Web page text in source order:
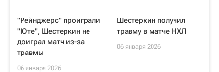
"Рейнджерс" проиграли
"Юте", Шестеркин не
доиграл матч из-за
травмы
06 января 2026
Шестеркин получил
травму в матче НХЛ
06 января 2026